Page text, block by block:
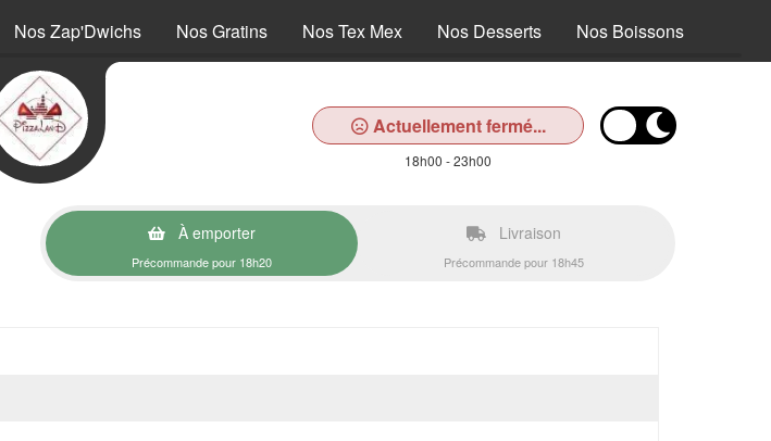
Nos Zap'Dwichs Nos Gratins Nos Tex Mex Nos Desserts Nos Boissons
Actuellement fermé...
18h00 - 23h00
À emporter
Précommande pour 18h20
Livraison
Précommande pour 18h45